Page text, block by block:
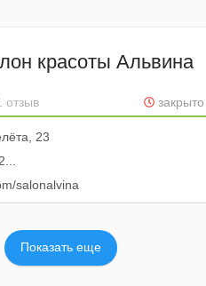
красоты Альвина
закрыто
отзыв
23
salonalvina
Показать еще